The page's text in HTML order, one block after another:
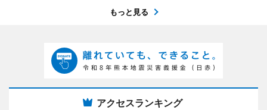
もっと見る
アクセスランキング